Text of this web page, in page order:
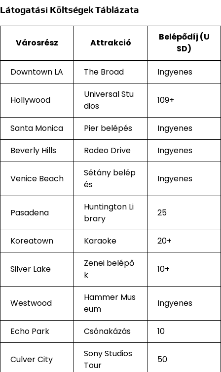
Látogatási Költségek Táblázata
Városrész Attrakció
Belépődíj (U
SD)
Downtown LA The Broad Ingyenes
Hollywood
Universal Stu
dios
109+
Santa Monica Pier belépés
Ingyenes
Beverly Hills
Rodeo Drive Ingyenes
Venice Beach
Sétány belép
és
Ingyenes
Pasadena
Huntington Li
brary
25
Koreatown Karaoke 20+
Silver Lake
Zenei belépő
k
10+
Westwood
Hammer Mus
eum
Ingyenes
Echo Park Csónakázás 10
Culver City
Sony Studios
Tour
50